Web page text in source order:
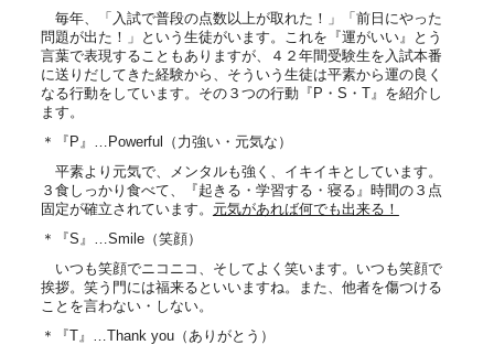
毎年、「入試で普段の点数以上が取れた！」「前日にやった
問題が出た！」という生徒がいます。これを『運がいい』とう
言葉で表現することもありますが、４２年間受験生を入試本番
に送りだしてきた経験から、そういう生徒は平素から運の良く
なる行動をしています。その３つの行動『P・S・T』を紹介し
ます。
＊『P』…Powerful（力強い・元気な）
平素より元気で、メンタルも強く、イキイキとしています。
３食しっかり食べて、『起きる・学習する・寝る』時間の３点
固定が確立されています。 元気があれば何でも出来る！
＊『S』…Smile（笑顔）
いつも笑顔でニコニコ、そしてよく笑います。いつも笑顔で
挨拶。笑う門には福来るといいますね。また、他者を傷つける
ことを言わない・しない。
＊『T』…Thank you（ありがとう）